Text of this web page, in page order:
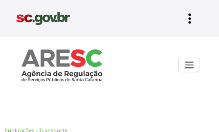
Publicações - Transporte